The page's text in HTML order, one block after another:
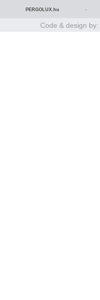
PERGOLUX.hu -
Code & design by: